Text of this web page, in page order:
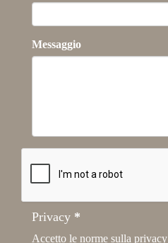
Messaggio
Privacy *
Accetto le norme sulla privacy